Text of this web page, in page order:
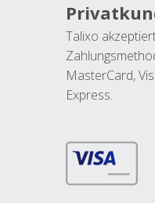
Talixo
MasterCard,
Express.